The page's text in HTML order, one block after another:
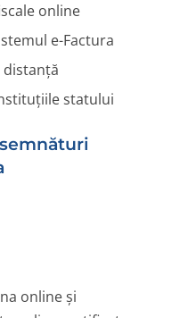
online
e-Factura
statului
online și